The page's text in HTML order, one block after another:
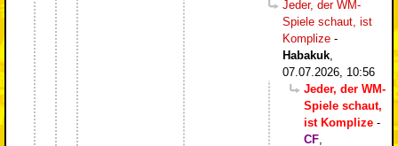
Jeder, der WM-
Spiele schaut, ist
Komplize -
Habakuk,
07.07.2026, 10:56
Jeder, der WM-
Spiele schaut,
ist Komplize -
CF,